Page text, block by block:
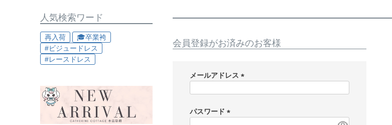
人気検索ワード
再入荷
🎓卒業袴
#ビジュードレス
#レースドレス
会員登録がお済みのお客様
メールアドレス
)
パスワード